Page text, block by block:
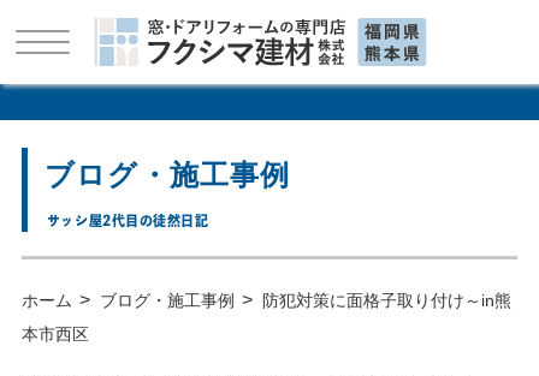
ブログ・施工事例
サッシ屋2代目の徒然日記
ホーム > ブログ・施工事例 > 防犯対策に面格子取り付け～in熊
本市西区